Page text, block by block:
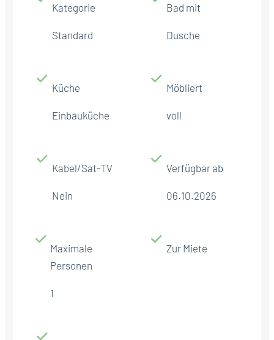
Kategorie
Standard
Bad mit
Dusche
Küche
Einbauküche
Möbliert
voll
Kabel/Sat-TV
Nein
Verfügbar ab
06.10.2026
Maximale
Personen
1
Zur Miete